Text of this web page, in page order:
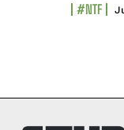
#NTF